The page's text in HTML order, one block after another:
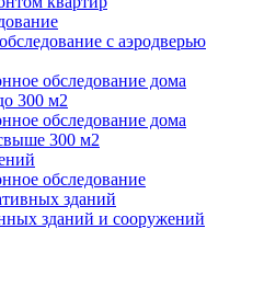
с аэродверью
обследование дома
300 м2
обследование дома
300 м2
обследование
зданий
зданий и сооружений